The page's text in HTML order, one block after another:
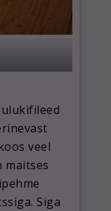
veel
maitses
Siga